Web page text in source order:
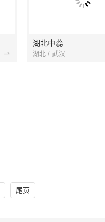
湖北中蕊
湖北 / 武汉
尾页